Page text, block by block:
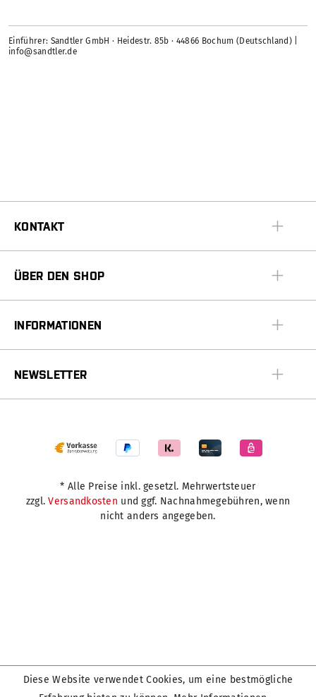
Einführer: Sandtler GmbH · Heidestr. 85b · 44866 Bochum (Deutschland) |
info@sandtler.de
KONTAKT
ÜBER DEN SHOP
INFORMATIONEN
NEWSLETTER
* Alle Preise inkl. gesetzl. Mehrwertsteuer
zzgl.Versandkosten und ggf. Nachnahmegebühren, wenn
nicht anders angegeben.
Diese Website verwendet Cookies, um eine bestmögliche